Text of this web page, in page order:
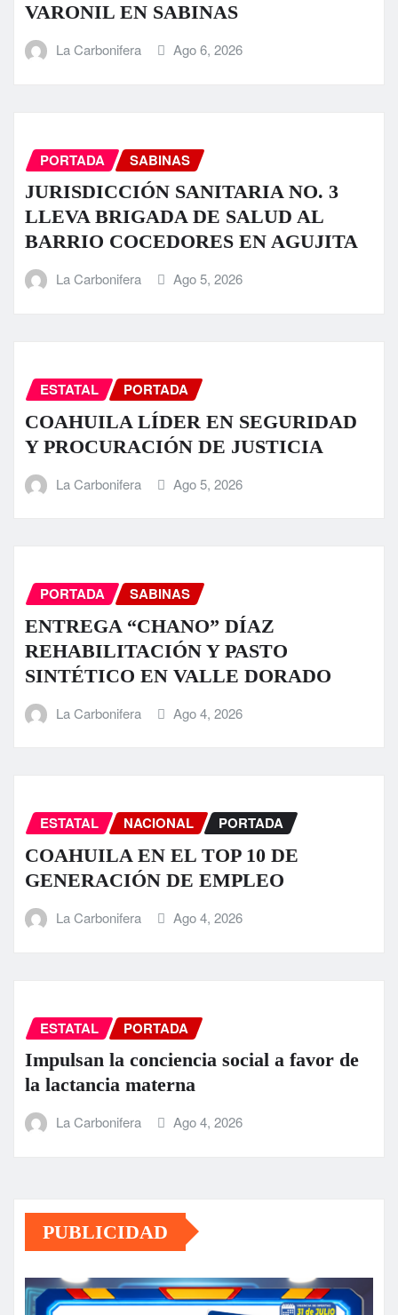
VARONIL EN SABINAS
La Carbonifera Ago 6, 2026
PORTADA SABINAS
JURISDICCIÓN SANITARIA NO. 3
LLEVA BRIGADA DE SALUD AL
BARRIO COCEDORES EN AGUJITA
La Carbonifera Ago 5, 2026
ESTATAL PORTADA
COAHUILA LÍDER EN SEGURIDAD
Y PROCURACIÓN DE JUSTICIA
La Carbonifera Ago 5, 2026
PORTADA SABINAS
ENTREGA “CHANO” DÍAZ
REHABILITACIÓN Y PASTO
SINTÉTICO EN VALLE DORADO
La Carbonifera Ago 4, 2026
ESTATAL NACIONAL PORTADA
COAHUILA EN EL TOP 10 DE
GENERACIÓN DE EMPLEO
La Carbonifera Ago 4, 2026
ESTATAL PORTADA
Impulsan la conciencia social a favor de
la lactancia materna
La Carbonifera Ago 4, 2026
PUBLICIDAD